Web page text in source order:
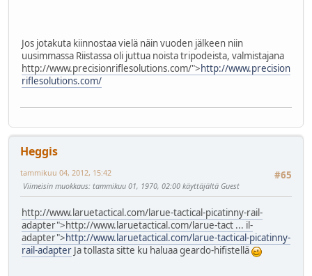
Jos jotakuta kiinnostaa vielä näin vuoden jälkeen niin
uusimmassa Riistassa oli juttua noista tripodeista, valmistajana
http://www.precisionriflesolutions.com/">http://www.precision
riflesolutions.com/
Heggis
#65
tammikuu 04, 2012, 15:42
Viimeisin muokkaus: tammikuu 01, 1970, 02:00 käyttäjältä Guest
http://www.laruetactical.com/larue-tactical-picatinny-rail-
adapter">http://www.laruetactical.com/larue-tact ... il-
adapter">http://www.laruetactical.com/larue-tactical-picatinny-
rail-adapter Ja tollasta sitte ku haluaa geardo-hifistellä